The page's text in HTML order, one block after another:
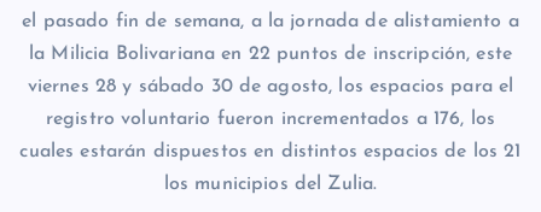
el pasado fin de semana, a la jornada de alistamiento a
la Milicia Bolivariana en 22 puntos de inscripción, este
viernes 28 y sábado 30 de agosto, los espacios para el
registro voluntario fueron incrementados a 176, los
cuales estarán dispuestos en distintos espacios de los 21
los municipios del Zulia.